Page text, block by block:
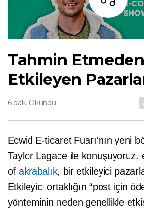
dinlemek
Tahmin Etmeden
Etkileyen
6 dak. Okundu
Ecwid E-ticaret Fuarı'nın yeni
Taylor Lagace ile konuşuyoruz.
of akrabalık, bir etkileyici
Etkileyici ortaklığın “post için
yönteminin neden genellikle